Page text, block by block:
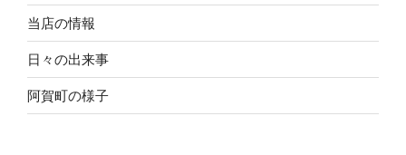
当店の情報
日々の出来事
阿賀町の様子